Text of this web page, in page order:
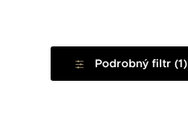
Podrobný filtr (1)